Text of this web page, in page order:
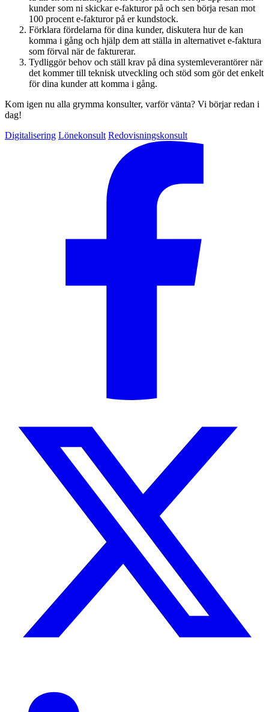
kunder som ni skickar e-fakturor på och sen börja resan mot
100 procent e-fakturor på er kundstock.
Förklara fördelarna för dina kunder, diskutera hur de kan
komma i gång och hjälp dem att ställa in alternativet e-faktura
som förval när de fakturerar.
Tydliggör behov och ställ krav på dina systemleverantörer när
det kommer till teknisk utveckling och stöd som gör det enkelt
för dina kunder att komma i gång.
Kom igen nu alla grymma konsulter, varför vänta? Vi börjar redan i
dag!
Digitalisering Lönekonsult Redovisningskonsult